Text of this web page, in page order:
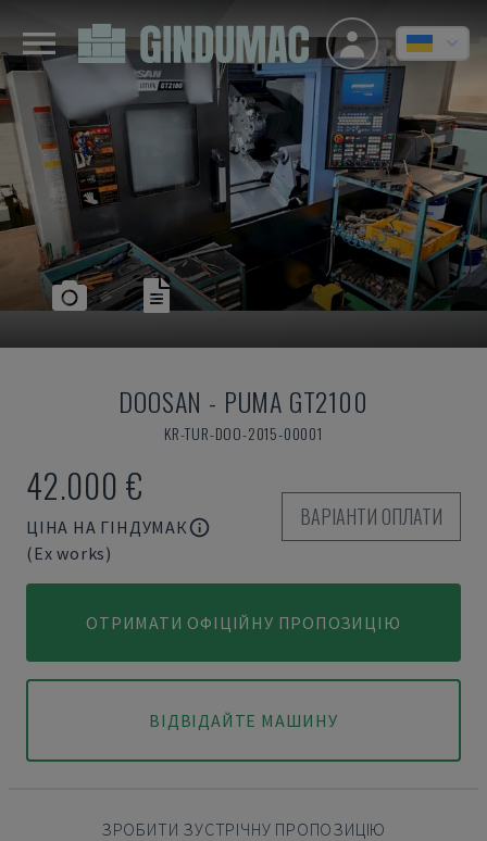
DOOSAN - PUMA GT2100
KR-TUR-DOO-2015-00001
42.000 €
ЦІНА НА ГІНДУМАК
(Ex works)
ВАРІАНТИ ОПЛАТИ
ОТРИМАТИ ОФІЦІЙНУ ПРОПОЗИЦІЮ
ВІДВІДАЙТЕ МАШИНУ
ЗРОБИТИ ЗУСТРІЧНУ ПРОПОЗИЦІЮ